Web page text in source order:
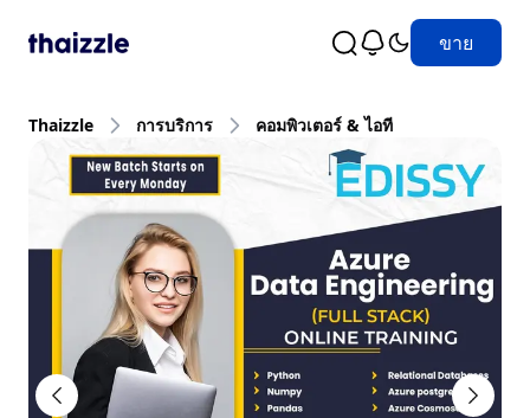
ขาย
Thaizzle การบริการ คอมพิวเตอร์ & ไอที